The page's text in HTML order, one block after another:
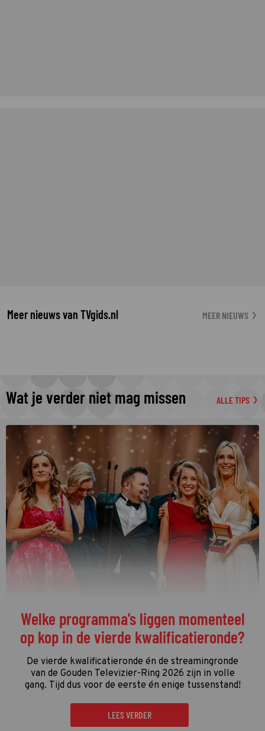
Meer nieuws van TVgids.nl MEER NIEUWS
Wat je verder niet mag missen ALLE TIPS
Welke programma's liggen momenteel
op kop in de vierde kwalificatieronde?
De vierde kwalificatieronde én de streamingronde
van de Gouden Televizier-Ring 2026 zijn in volle
gang. Tijd dus voor de eerste én enige tussenstand!
LEES VERDER